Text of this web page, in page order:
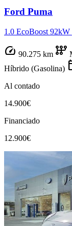
Ford Puma
1.0 EcoBoost
speed 90.275 km auto_transmission
Híbrido (Gasolina)
Al contado
14.900€
Financiado
12.900€